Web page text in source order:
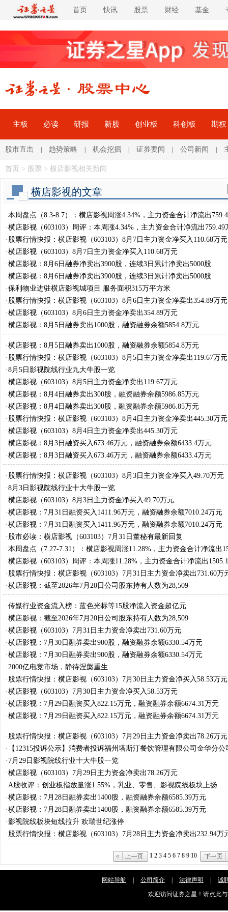
首页 快讯 股票 财经 基金
主板 必读 研报 新股 创业板 科创板 期权
股市直击 | 趋势策略 | 机会挖掘 | 证券要闻 | 公司新闻 |
首页 > 股票 > 横店影视相关新闻
横店影视的文章
·本周盘点（8.3-8.7）：横店影视周涨4.34%，主力资金合计净流出
·横店影视（603103）周评：本周涨4.34%，主力资金合计净流出759.49
· 股票行情快报：横店影视（603103）8月7日主力资金净买入110.68万元
·横店影视（603103）8月7日主力资金净买入110.68万元
·横店影视：8月6日融券净卖出3900股，连续3日累计净卖出5000股
·横店影视：8月6日融券净卖出3900股，连续3日累计净卖出5000股
·保利物业进驻横店影视城项目 服务面积315万平方米
· 股票行情快报：横店影视（603103）8月6日主力资金净卖出354.89万元
·横店影视（603103）8月6日主力资金净卖出354.89万元
·横店影视：8月5日融券卖出1000股，融资融券余额5854.8万元
·横店影视：8月5日融券卖出1000股，融资融券余额5854.8万元
· 股票行情快报：横店影视（603103）8月5日主力资金净卖出119.67万元
·8月5日影视院线行业九大牛股一览
·横店影视（603103）8月5日主力资金净卖出119.67万元
·横店影视：8月4日融券卖出300股，融资融券余额5986.85万元
·横店影视：8月4日融券卖出300股，融资融券余额5986.85万元
· 股票行情快报：横店影视（603103）8月4日主力资金净卖出445.30万元
·横店影视（603103）8月4日主力资金净卖出445.30万元
·横店影视：8月3日融资买入673.46万元，融资融券余额6433.4万元
·横店影视：8月3日融资买入673.46万元，融资融券余额6433.4万元
· 股票行情快报：横店影视（603103）8月3日主力资金净买入49.70万元
·8月3日影视院线行业十大牛股一览
·横店影视（603103）8月3日主力资金净买入49.70万元
·横店影视：7月31日融资买入1411.96万元，融资融券余额7010.24万元
·横店影视：7月31日融资买入1411.96万元，融资融券余额7010.24万元
· 股市必读：横店影视（603103）7月31日董秘有最新回复
·本周盘点（7.27-7.31）：横店影视周涨11.28%，主力资金合计净流出
·横店影视（603103）周评：本周涨11.28%，主力资金合计净流出
· 股票行情快报：横店影视（603103）7月31日主力资金净卖出731.60万
·横店影视：截至2026年7月20日公司股东持有人数为28,509
·传媒行业资金流入榜：蓝色光标等15股净流入资金超亿元
·横店影视：截至2026年7月20日公司股东持有人数为28,509
·横店影视（603103）7月31日主力资金净卖出731.60万元
·横店影视：7月30日融券卖出900股，融资融券余额6330.54万元
·横店影视：7月30日融券卖出900股，融资融券余额6330.54万元
· 2000亿电竞市场，静待涅槃重生
· 股票行情快报：横店影视（603103）7月30日主力资金净买入58.53万元
·横店影视（603103）7月30日主力资金净买入58.53万元
·横店影视：7月29日融资买入822.15万元，融资融券余额6674.31万元
·横店影视：7月29日融资买入822.15万元，融资融券余额6674.31万元
· 股票行情快报：横店影视（603103）7月29日主力资金净卖出78.26万元
·
【12315投诉公示】消费者投诉福州塔斯汀餐饮管理有限公司金华分公
全问题
· 7月29日影视院线行业十大牛股一览
·横店影视（603103）7月29日主力资金净卖出78.26万元
· A股收评：创业板指放量涨1.55%，乳业、零售、影视院线板块上扬
·横店影视：7月28日融券卖出1400股，融资融券余额6585.39万元
·横店影视：7月28日融券卖出1400股，融资融券余额6585.39万元
·影视院线板块短线拉升 欢瑞世纪涨停
· 股票行情快报：横店影视（603103）7月28日主力资金净卖出232.94万
1 2 3 4 5 6 7 8 9 10
网站导航 | 公司简介 | 法律声明 |
诚
欢迎访问证券之星！请点此